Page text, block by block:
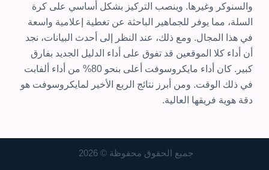
والسنوكر وغيرها. وينصب التركيز بشكل أساسي على كرة
السلة، مما يوفر للجماهير الباحثة عن تغطية إعلامية واسعة
في هذا المجال. ومع ذلك، عند النظر إلى أحدث البيانات، نجد
أن أداء كلا الموقعين قد تفوق على أداء الدليل الجديد بفارق
كبير. كان أداء مايكروسوفت أعلى بنحو 80% من أداء ألفابت
في ذلك الوقت. ومن أبرز نتائج الربع الأخير لمايكروسوفت هو
دقة هوية فريقها العالية.
جميع الحقوق محفوظة © 2026